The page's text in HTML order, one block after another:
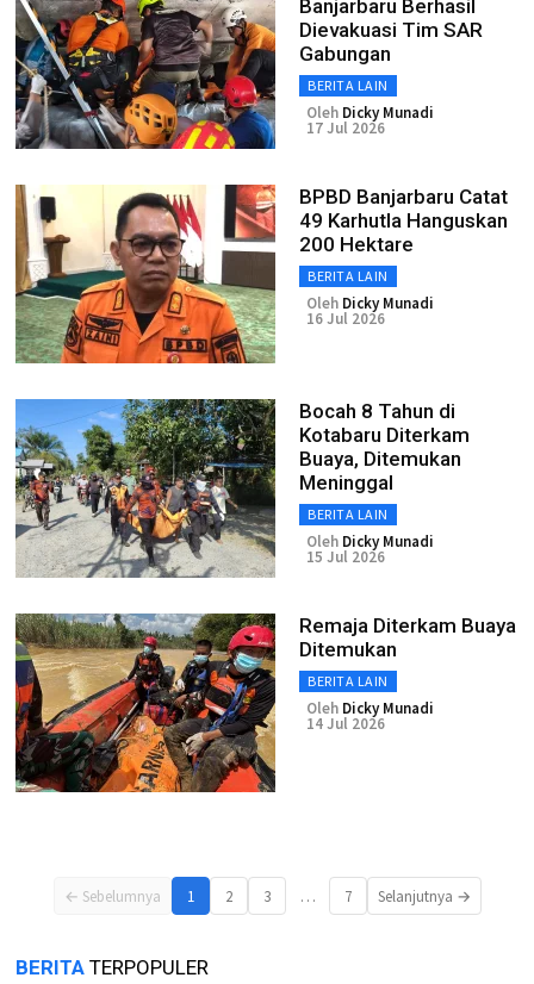
Banjarbaru Berhasil
Dievakuasi Tim SAR
Gabungan
BERITA LAIN
Oleh Dicky Munadi
17 Jul 2026
BPBD Banjarbaru Catat
49 Karhutla Hanguskan
200 Hektare
BERITA LAIN
Oleh Dicky Munadi
16 Jul 2026
Bocah 8 Tahun di
Kotabaru Diterkam
Buaya, Ditemukan
Meninggal
BERITA LAIN
Oleh Dicky Munadi
15 Jul 2026
Remaja Diterkam Buaya
Ditemukan
BERITA LAIN
Oleh Dicky Munadi
14 Jul 2026
← Sebelumnya 1 2 3 … 7 Selanjutnya →
BERITA TERPOPULER